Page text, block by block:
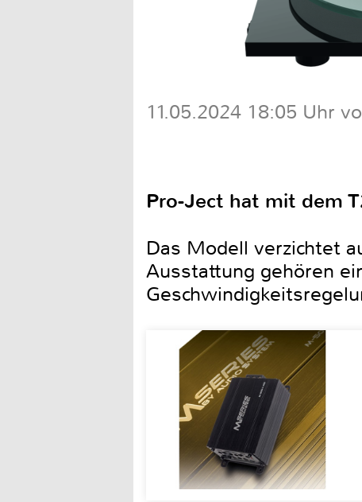
11.05.2024 18:05 Uhr
Pro-Ject hat mit dem
Das Modell verzichtet
Ausstattung gehören